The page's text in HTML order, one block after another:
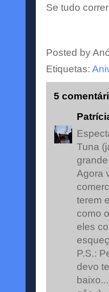
Se tudo
Posted by
Etiquetas:
5
Tuna
Agora
terem
como
eles
P.S.:
devo